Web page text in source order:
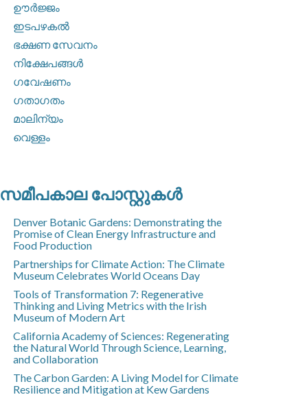
ഊർജ്ജം
ഇടപഴകൽ
ഭക്ഷണ സേവനം
നിക്ഷേപങ്ങൾ
ഗവേഷണം
ഗതാഗതം
മാലിന്യം
വെള്ളം
സമീപകാല പോസ്റ്റുകൾ
Denver Botanic Gardens: Demonstrating the
Promise of Clean Energy Infrastructure and
Food Production
Partnerships for Climate Action: The Climate
Museum Celebrates World Oceans Day
Tools of Transformation 7: Regenerative
Thinking and Living Metrics with the Irish
Museum of Modern Art
California Academy of Sciences: Regenerating
the Natural World Through Science, Learning,
and Collaboration
The Carbon Garden: A Living Model for Climate
Resilience and Mitigation at Kew Gardens